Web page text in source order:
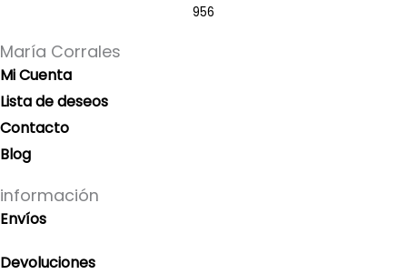
956
María Corrales
Mi Cuenta
Lista de deseos
Contacto
Blog
información
Envíos
Devoluciones